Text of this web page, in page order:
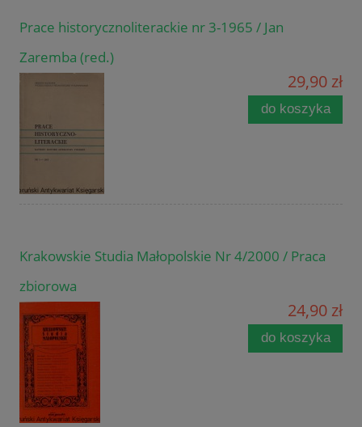
Prace historycznoliterackie nr 3-1965 / Jan
Zaremba (red.)
29,90 zł
do koszyka
Krakowskie Studia Małopolskie Nr 4/2000 / Praca
zbiorowa
24,90 zł
do koszyka